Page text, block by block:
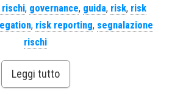
, governance, guida, risk, risk
, risk reporting, segnalazione
rischi
Leggi tutto